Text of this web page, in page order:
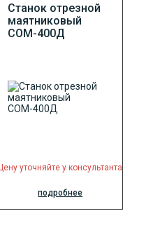
Станок отрезной
маятниковый
СОМ-400Д
уточняйте у консультанта
подробнее